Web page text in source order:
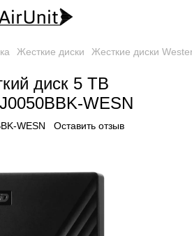
Жесткие диски Жесткие диски
диск 5 TB
WESN
WESN Оставить отзыв